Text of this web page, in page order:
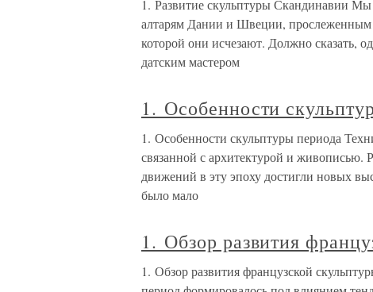
1. Развитие скульптуры Скандинавии
алтарям Дании и Швеции, прослеженным
которой они исчезают. Должно сказать,
датским мастером
1. Особенности
1. Особенности скульптуры периода
связанной с архитектурой и живописью.
движений в эту эпоху достигли новых
было мало
1. Обзор развития
1. Обзор развития французской